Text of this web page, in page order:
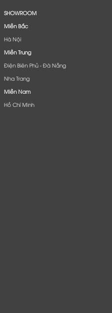
SHOWROOM
Miền Bắc
Hà Nội
Miền Trung
Điện Biên Phủ - Đà Nẵng​
Nha Trang
Miền Nam
Hồ Chí Minh